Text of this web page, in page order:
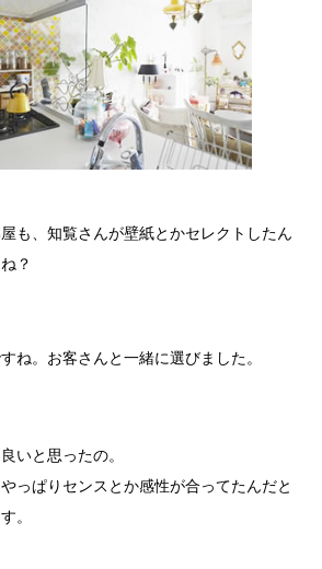
屋も、知覧さんが壁紙とかセレクトしたん
？
ね。お客さんと一緒に選びました。
いと思ったの。
っぱりセンスとか感性が合ってたんだと
。